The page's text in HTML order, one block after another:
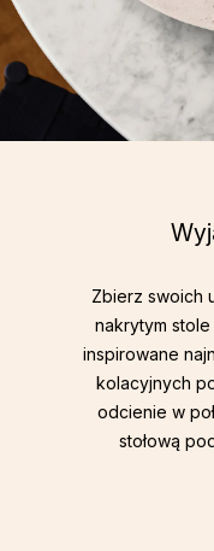
Zbierz swoich
nakrytym
inspirowane
kolacyjnych
odcienie w
stołową